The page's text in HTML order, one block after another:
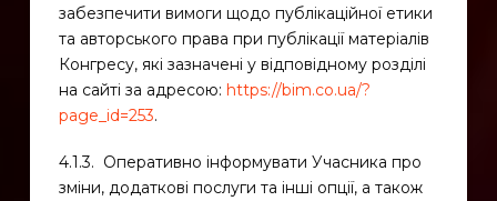
забезпечити вимоги щодо публікаційної етики
та авторського права при публікації матеріалів
Конгресу, які зазначені у відповідному розділі
на сайті за адресою: https://bim.co.ua/?
page_id=253.
4.1.3. Оперативно інформувати Учасника про
зміни, додаткові послуги та інші опції, а також